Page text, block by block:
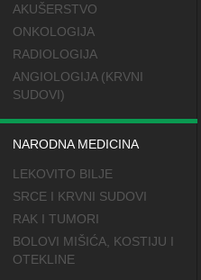
AKUŠERSTVO
ONKOLOGIJA
RADIOLOGIJA
ANGIOLOGIJA (KRVNI
SUDOVI)
NARODNA MEDICINA
LEKOVITO BILJE
SRCE I KRVNI SUDOVI
RAK I TUMORI
BOLOVI MIŠIĆA, KOSTIJU I
OTEKLINE